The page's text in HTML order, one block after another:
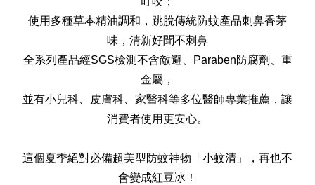
提供年報、每季財報、法說會資訊
不斷創新突破，致力提供消費者更舒適、方便的居家生
活
使用多種草本精油調和，跳脫傳統防蚊產品刺鼻香茅
味，清新好聞不刺鼻
全系列產品經SGS檢測不含敵避、Paraben防腐劑、重
金屬，
並有小兒科、皮膚科、家醫科等多位醫師專業推薦，讓
消費者使用更安心。
這個夏季絕對必備超美型防蚊神物「小蚊清」，再也不
會變成紅豆冰！